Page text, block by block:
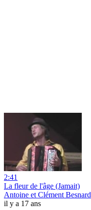
2:41
La fleur de l'âge (Jamait)
Antoine et Clément Besnard
il y a 17 ans